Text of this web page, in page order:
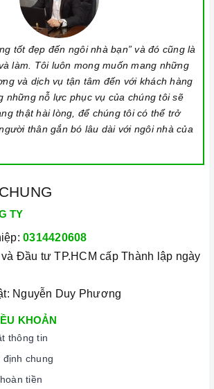
tốt đẹp đến ngôi nhà bạn” và đó cũng là
làm. Tôi luôn mong muốn mang những
và dịch vụ tận tâm đến với khách hàng
những nỗ lực phục vụ của chúng tôi sẽ
thật hài lòng, để chúng tôi có thể trở
thân gắn bó lâu dài với ngôi nhà của
TY
0314420608
Đầu tư TP.HCM cấp Thành lập ngày
Nguyễn Duy Phương
KHOẢN
thông tin
chung
tiền